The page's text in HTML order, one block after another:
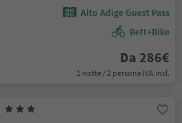
Alto Adige Guest Pass
Bett+Bike
Da 286€
1 notte / 2 persone IVA incl.